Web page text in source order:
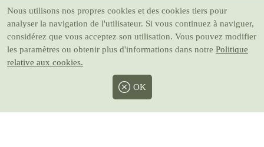
Nous utilisons nos propres cookies et des cookies tiers pour
analyser la navigation de l'utilisateur. Si vous continuez à naviguer,
considérez que vous acceptez son utilisation. Vous pouvez modifier
les paramètres ou obtenir plus d'informations dans notre Politique
relative aux cookies.
OK